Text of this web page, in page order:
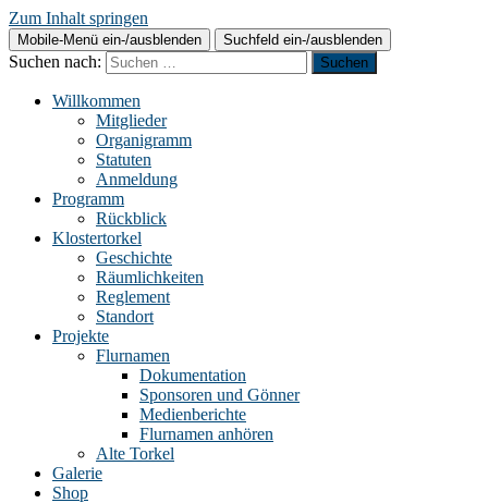
Zum Inhalt springen
Mobile-Menü ein-/ausblenden Suchfeld ein-/ausblenden
Suchen nach:
Willkommen
Mitglieder
Organigramm
Statuten
Anmeldung
Programm
Rückblick
Klostertorkel
Geschichte
Räumlichkeiten
Reglement
Standort
Projekte
Flurnamen
Dokumentation
Sponsoren und Gönner
Medienberichte
Flurnamen anhören
Alte Torkel
Galerie
Shop